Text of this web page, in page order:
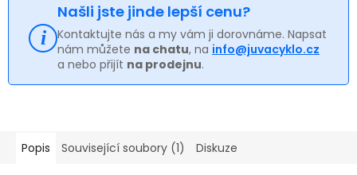
Našli jste jinde lepší cenu?
Kontaktujte nás a my vám ji dorovnáme. Napsat
nám můžete na chatu, na info@juvacyklo.cz
a nebo přijít na prodejnu.
Popis Související soubory (1) Diskuze